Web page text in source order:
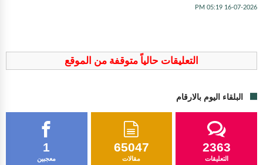
16-07-2026 05:19 PM
التعليقات حالياً متوقفة من الموقع
البلقاء اليوم بالارقام
1
معجبين
65047
مقالات
2363
التعليقات